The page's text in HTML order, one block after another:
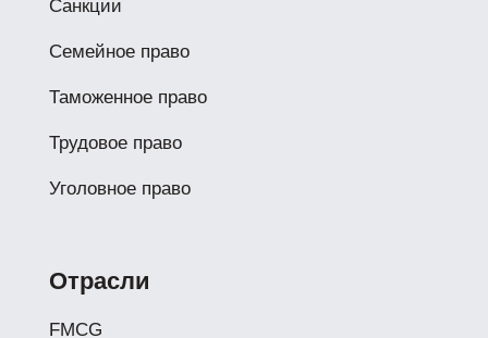
Санкции
Семейное право
Таможенное право
Трудовое право
Уголовное право
Отрасли
FMCG